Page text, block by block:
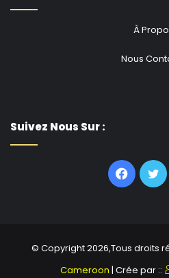
À
Nous
Suivez Nous Sur :
© Copyright 2026,Tous droits
Cameroon | Crée par ::